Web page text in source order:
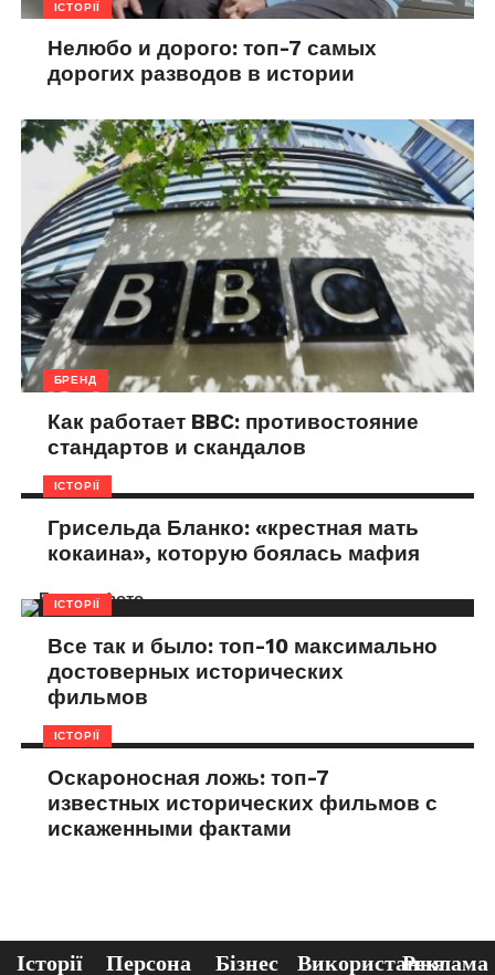
ІСТОРІЇ
Нелюбо и дорого: топ-7 самых
дорогих разводов в истории
БРЕНД
Как работает BBC: противостояние
стандартов и скандалов
ІСТОРІЇ
Грисельда Бланко: «крестная мать
кокаина», которую боялась мафия
ІСТОРІЇ
Все так и было: топ-10 максимально
достоверных исторических
фильмов
ІСТОРІЇ
Оскароносная ложь: топ-7
известных исторических фильмов с
искаженными фактами
Історії Персона Бізнес
ВикористанняРеклама